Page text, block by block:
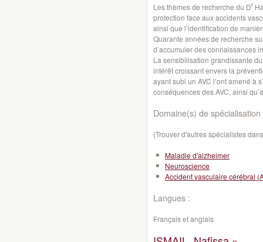
Les thèmes de recherche du Dr
protection face aux accidents
ainsi que l’identification de
Quarante années de recherche
d’accumuler des connaissances
La sensibilisation grandissante
intérêt croissant envers la
ayant subi un AVC l’ont amené à
conséquences des AVC, ainsi
Domaine(s) de spécialisation
(Trouver d'autres spécialistes
Maladie d'alzheimer
Neuroscience
Accident vasculaire cérébral
Langues :
Français et anglais